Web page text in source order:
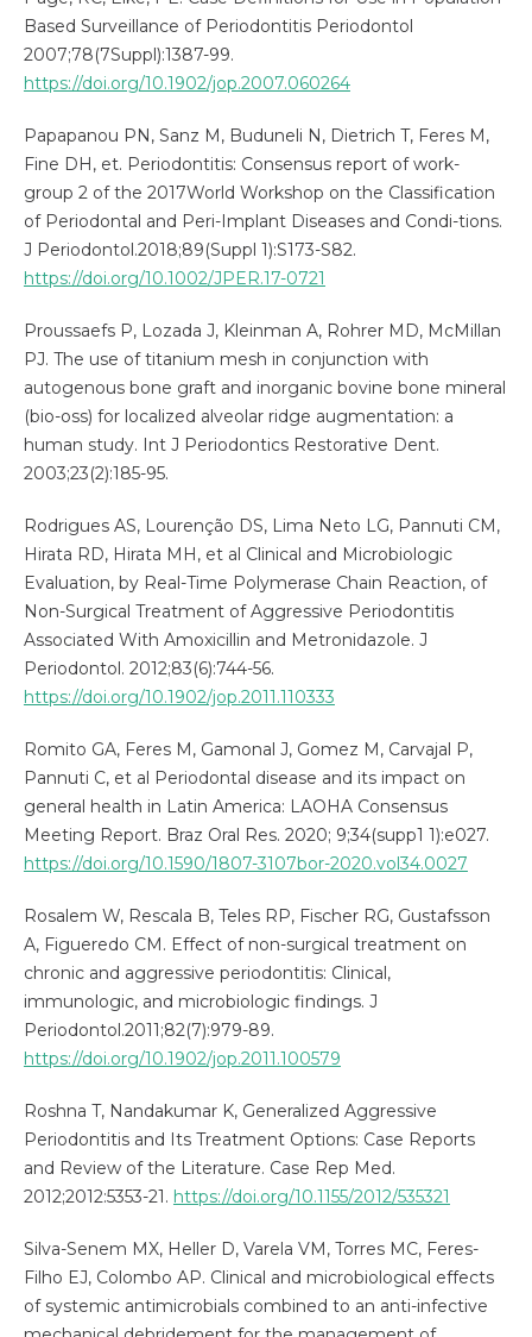
Based Surveillance of Periodontitis Periodontol
2007;78(7Suppl):1387-99.
https://doi.org/10.1902/jop.2007.060264
Papapanou PN, Sanz M, Buduneli N, Dietrich T, Feres M,
Fine DH, et. Periodontitis: Consensus report of work-
group 2 of the 2017World Workshop on the Classification
of Periodontal and Peri-Implant Diseases and Condi-tions.
J Periodontol.2018;89(Suppl 1):S173-S82.
https://doi.org/10.1002/JPER.17-0721
Proussaefs P, Lozada J, Kleinman A, Rohrer MD, McMillan
PJ. The use of titanium mesh in conjunction with
autogenous bone graft and inorganic bovine bone mineral
(bio-oss) for localized alveolar ridge augmentation: a
human study. Int J Periodontics Restorative Dent.
2003;23(2):185-95.
Rodrigues AS, Lourenção DS, Lima Neto LG, Pannuti CM,
Hirata RD, Hirata MH, et al Clinical and Microbiologic
Evaluation, by Real-Time Polymerase Chain Reaction, of
Non-Surgical Treatment of Aggressive Periodontitis
Associated With Amoxicillin and Metronidazole. J
Periodontol. 2012;83(6):744-56.
https://doi.org/10.1902/jop.2011.110333
Romito GA, Feres M, Gamonal J, Gomez M, Carvajal P,
Pannuti C, et al Periodontal disease and its impact on
general health in Latin America: LAOHA Consensus
Meeting Report. Braz Oral Res. 2020; 9;34(supp1 1):e027.
https://doi.org/10.1590/1807-3107bor-2020.vol34.0027
Rosalem W, Rescala B, Teles RP, Fischer RG, Gustafsson
A, Figueredo CM. Effect of non-surgical treatment on
chronic and aggressive periodontitis: Clinical,
immunologic, and microbiologic findings. J
Periodontol.2011;82(7):979-89.
https://doi.org/10.1902/jop.2011.100579
Roshna T, Nandakumar K, Generalized Aggressive
Periodontitis and Its Treatment Options: Case Reports
and Review of the Literature. Case Rep Med.
2012;2012:5353-21. https://doi.org/10.1155/2012/535321
Silva-Senem MX, Heller D, Varela VM, Torres MC, Feres-
Filho EJ, Colombo AP. Clinical and microbiological effects
of systemic antimicrobials combined to an anti-infective